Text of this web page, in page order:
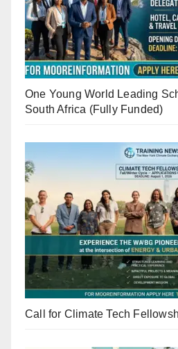
One Young World Leading
South Africa (Fully Funded)
Call for Climate Tech